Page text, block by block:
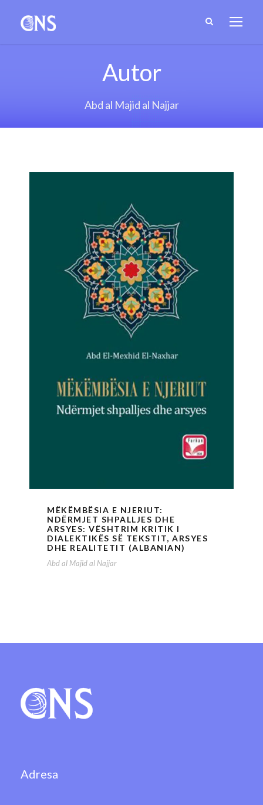
Autor
Abd al Majid al Najjar
MËKËMBËSIA E NJERIUT:
NDËRMJET SHPALLJES DHE
ARSYES: VËSHTRIM KRITIK I
DIALEKTIKËS SË TEKSTIT, ARSYES
DHE REALITETIT (ALBANIAN)
Abd al Majid al Najjar
Adresa